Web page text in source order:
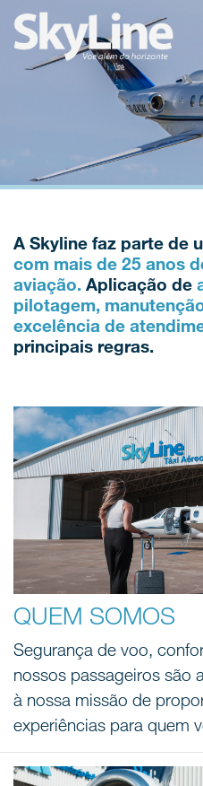
A Skyline faz parte de
com mais de 25 anos
aviação. Aplicação de
pilotagem,
excelência de
principais regras.
QUEM SOMOS
Segurança de voo,
nossos passageiros são
à nossa missão de
experiências para quem